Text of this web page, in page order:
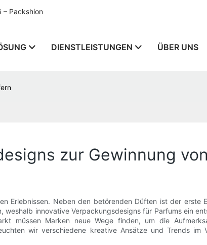
Packshion
DIENSTLEISTUNGEN ÜBER UNS
zur Gewinnung
Erlebnissen. Neben den betörenden Düften ist der erste
innovative Verpackungsdesigns für Parfums ein
müssen Marken neue Wege finden, um die
wir verschiedene kreative Ansätze und Trends